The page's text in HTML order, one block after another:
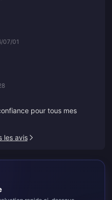
07/01
pour tous mes
les avis